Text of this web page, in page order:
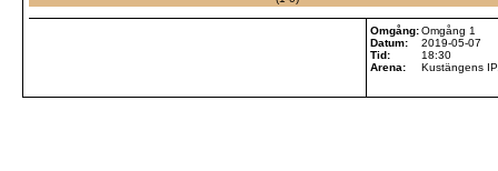
Omgång:Omgång 1
Datum:
2019-05-07
Tid:
18:30
Arena:
Kustängens